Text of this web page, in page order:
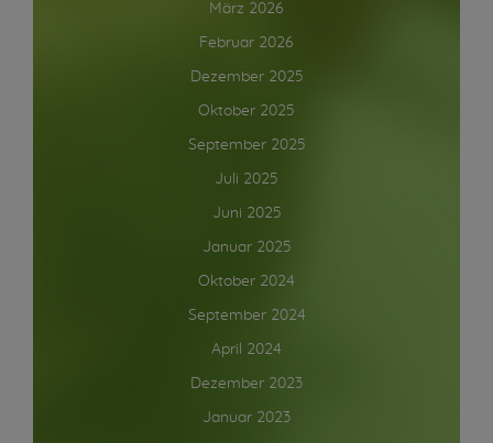
März 2026
Februar 2026
Dezember 2025
Oktober 2025
September 2025
Juli 2025
Juni 2025
Januar 2025
Oktober 2024
September 2024
April 2024
Dezember 2023
Januar 2023